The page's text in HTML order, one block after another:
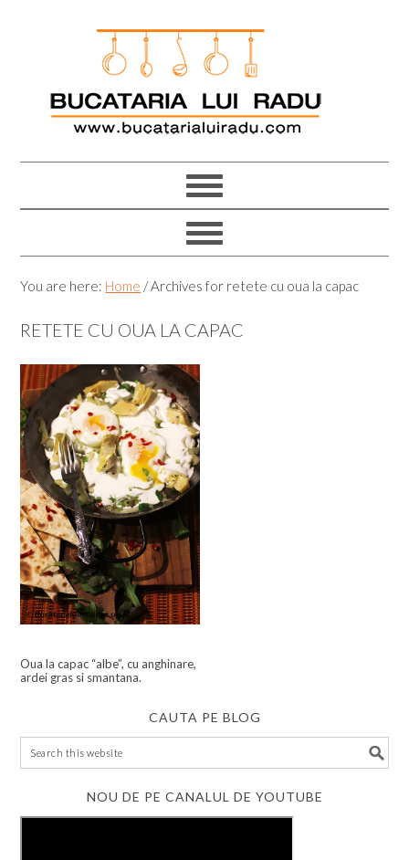
You are here: Home /Archives for retete cu oua la capac
RETETE CU OUA LA CAPAC
Oua la capac “albe”, cu anghinare,
ardei gras si smantana.
CAUTA PE BLOG
NOU DE PE CANALUL DE YOUTUBE